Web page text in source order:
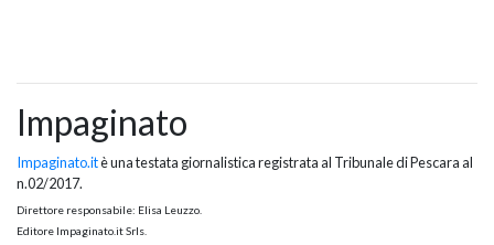
Impaginato
Impaginato.itè una testata giornalistica registrata al Tribunale di Pescara al
n.02/2017.
Direttore responsabile: Elisa Leuzzo.
Editore Impaginato.it Srls.